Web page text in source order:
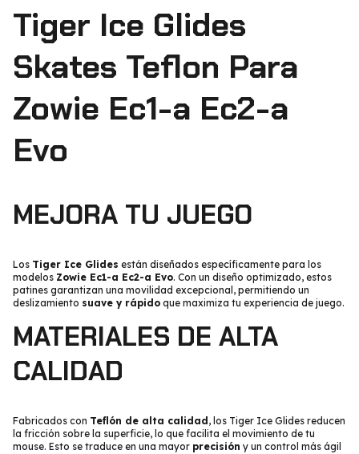
Tiger Ice Glides
Skates Teflon Para
Zowie Ec1-a Ec2-a
Evo
MEJORA TU JUEGO
Los Tiger Ice Glides están diseñados específicamente para los
modelos Zowie Ec1-a Ec2-a Evo. Con un diseño optimizado, estos
patines garantizan una movilidad excepcional, permitiendo un
deslizamiento suave y rápido que maximiza tu experiencia de juego.
MATERIALES DE ALTA
CALIDAD
Fabricados con Teflón de alta calidad , los Tiger Ice Glides reducen
la fricción sobre la superficie, lo que facilita el movimiento de tu
mouse. Esto se traduce en una mayor precisión y un control más ágil